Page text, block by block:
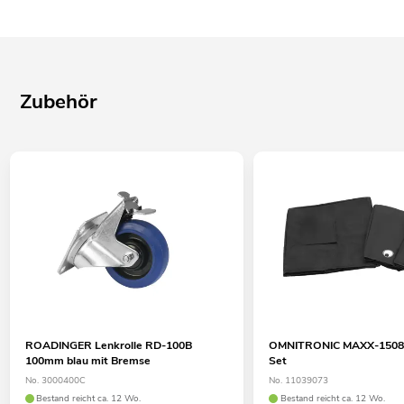
Zubehör
ROADINGER Lenkrolle RD-100B
100mm blau mit Bremse
No. 3000400C
Bestand reicht ca. 12 Wo.
OMNITRONIC MAXX-
Set
No. 11039073
Bestand reicht ca. 12 Wo.